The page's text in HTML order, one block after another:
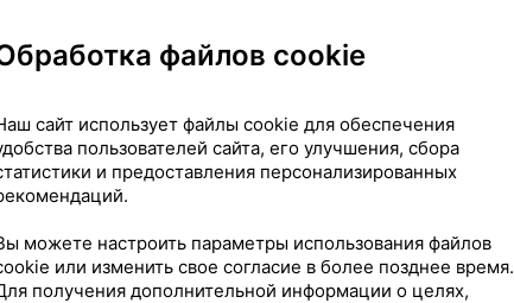
полностью
файлов cookie
сайт использует файлы cookie для обеспечения
пользователей сайта, его улучшения, сбора
и предоставления персонализированных
можете настроить параметры использования файлов
или изменить свое согласие в более позднее время.
получения дополнительной информации о целях,